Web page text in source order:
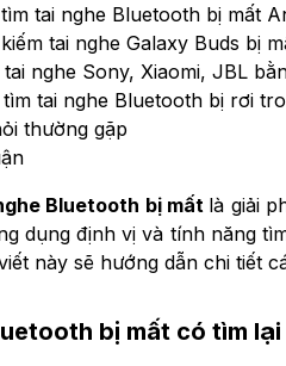
tai nghe Bluetooth bị mất
tai nghe Galaxy Buds bị
tai nghe Sony, Xiaomi, JBL
tìm tai nghe Bluetooth bị rơi
thường gặp
Bluetooth bị mất là giải
dụng định vị và tính năng
này sẽ hướng dẫn chi tiết
bị mất có tìm